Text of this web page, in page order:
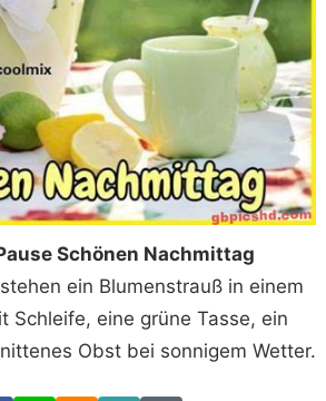
Schönen Nachmittag
ein Blumenstrauß in einem
Schleife, eine grüne Tasse, ein
Obst bei sonnigem Wetter.